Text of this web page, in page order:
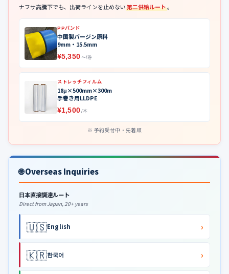
ナフサ高騰下でも、出荷ラインを止めない第二供給ルート。
PPバンド
中国製バージン原料
9mm・15.5mm
¥5,350 〜/巻
ストレッチフィルム
18μ×500mm×300m
手巻き用LLDPE
¥1,500 /本
予約受付中・先着順
🌐 Overseas Inquiries
日本直接調達ルート
Direct from Japan, 20+ years
🇺🇸English ›
🇰🇷한국어 ›